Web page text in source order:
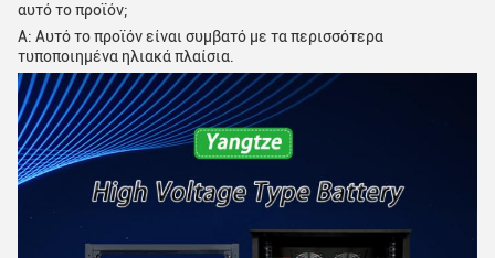
αυτό το προϊόν;
Α: Αυτό το προϊόν είναι συμβατό με τα περισσότερα
τυποποιημένα ηλιακά πλαίσια.